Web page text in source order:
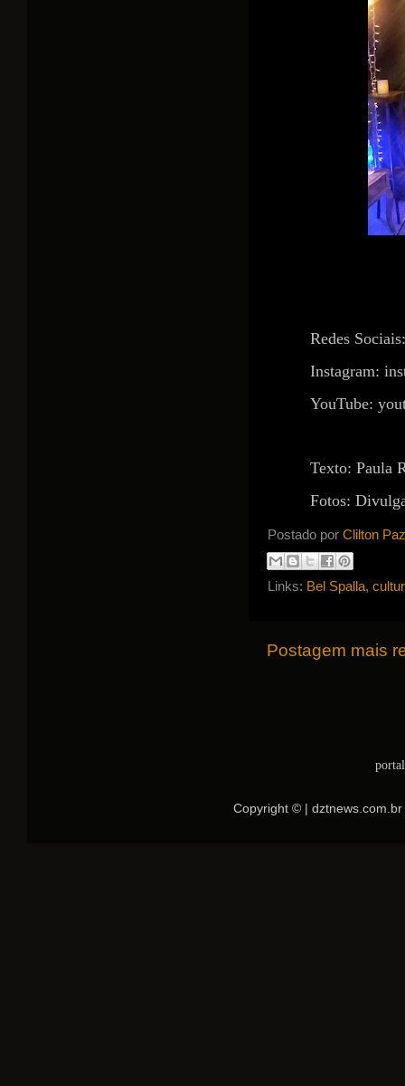
Redes
Instagram:
YouTube:
Texto: Paula
Fotos:
Postado por Clilton Paz
Links: Bel Spalla,
Postagem mais
Copyright © |